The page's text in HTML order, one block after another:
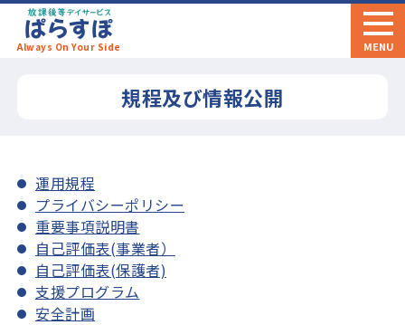
ぱらすぽ
Always On Your Side MENU
規程及び情報公開
運用規程
プライバシーポリシー
重要事項説明書
自己評価表(事業者）
自己評価表(保護者)
支援プログラム
安全計画